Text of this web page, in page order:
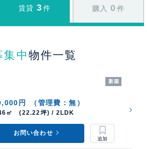
賃貸 3 件 購入 0 件
集中 物件一覧
新築
円
（管理費：無）
㎡ (22.22坪) / 2LDK
お問い合わせ